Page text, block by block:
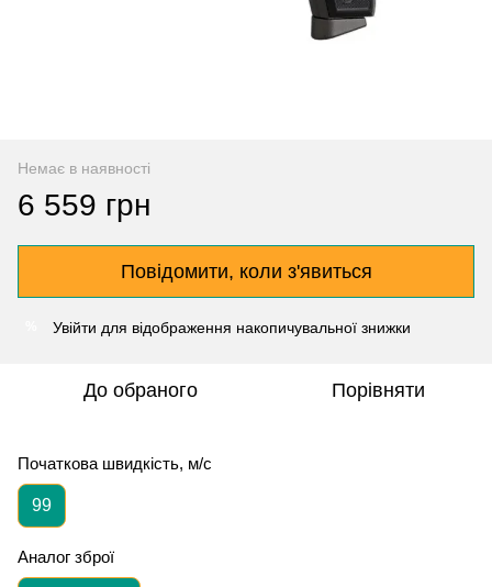
Немає в наявності
6 559 грн
Повідомити, коли з'явиться
Увійти для відображення накопичувальної знижки
До обраного Порівняти
Початкова швидкість, м/с
99
Аналог зброї